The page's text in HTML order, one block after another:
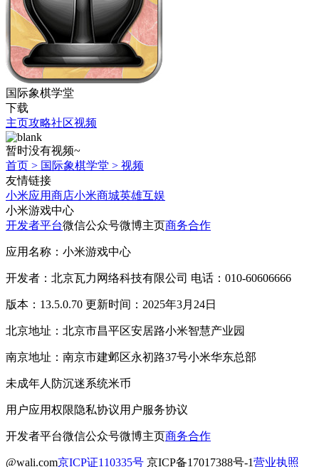
国际象棋学堂
下载
主页攻略社区视频
暂时没有视频~
首页 > 国际象棋学堂 > 视频
友情链接
小米应用商店小米商城英雄互娱
小米游戏中心
开发者平台微信公众号微博主页商务合作
应用名称：小米游戏中心
开发者：北京瓦力网络科技有限公司 电话：010-60606666
版本：13.5.0.70 更新时间：2025年3月24日
北京地址：北京市昌平区安居路小米智慧产业园
南京地址：南京市建邺区永初路37号小米华东总部
未成年人防沉迷系统米币
用户应用权限隐私协议用户服务协议
开发者平台微信公众号微博主页商务合作
@wali.com京ICP证110335号 京ICP备17017388号-1营业执照